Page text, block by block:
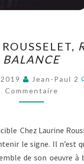
ROUSSELET,
RUINE
BALANCE
BALANCE
Jean-Paul 2
Commentaire
Chez Laurine
le signe. Il n’est
de son oeuvre à